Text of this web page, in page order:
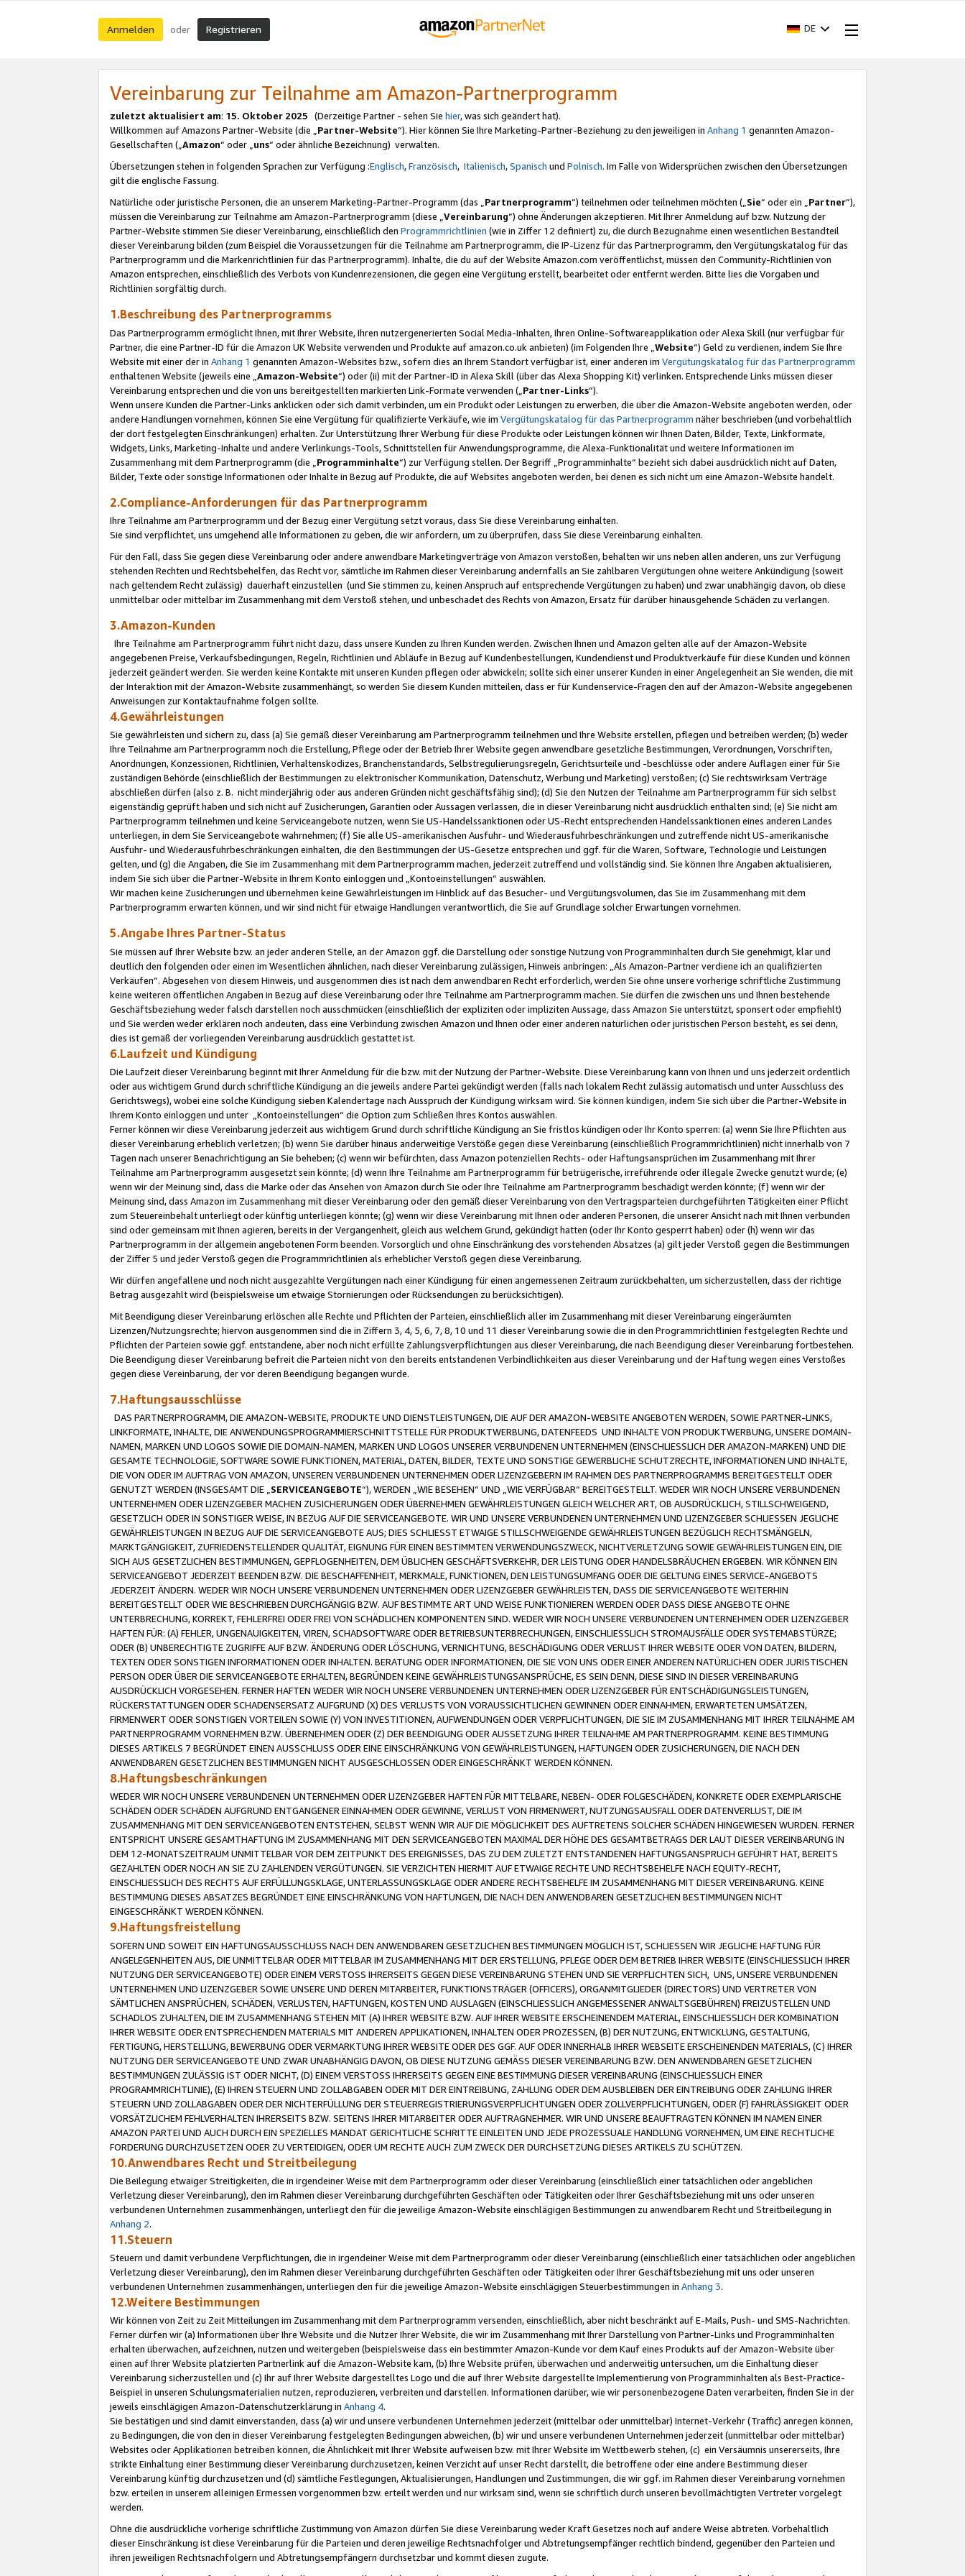
Anmelden oder Registrieren DE
Vereinbarung zur Teilnahme am Amazon-Partnerprogramm
zuletzt aktualisiert am: 15. Oktober 2025 (Derzeitige Partner - sehen Sie hier, was sich geändert hat).
Willkommen auf Amazons Partner-Website (die „Partner-Website“). Hier können Sie Ihre Marketing-Partner-Beziehung zu den jeweiligen in Anhang 1 genannten Amazon-
Gesellschaften („Amazon“ oder „uns“ oder ähnliche Bezeichnung) verwalten.
Übersetzungen stehen in folgenden Sprachen zur Verfügung :Englisch,Französisch, Italienisch,Spanisch und Polnisch. Im Falle von Widersprüchen zwischen den Übersetzungen
gilt die englische Fassung.
Natürliche oder juristische Personen, die an unserem Marketing-Partner-Programm (das „Partnerprogramm“) teilnehmen oder teilnehmen möchten („Sie“ oder ein „Partner“),
müssen die Vereinbarung zur Teilnahme am Amazon-Partnerprogramm (diese „Vereinbarung“) ohne Änderungen akzeptieren. Mit Ihrer Anmeldung auf bzw. Nutzung der
Partner-Website stimmen Sie dieser Vereinbarung, einschließlich den Programmrichtlinien (wie in Ziffer 12 definiert) zu, die durch Bezugnahme einen wesentlichen Bestandteil
dieser Vereinbarung bilden (zum Beispiel die Voraussetzungen für die Teilnahme am Partnerprogramm, die IP-Lizenz für das Partnerprogramm, den Vergütungskatalog für das
Partnerprogramm und die Markenrichtlinien für das Partnerprogramm). Inhalte, die du auf der Website Amazon.com veröffentlichst, müssen den Community-Richtlinien von
Amazon entsprechen, einschließlich des Verbots von Kundenrezensionen, die gegen eine Vergütung erstellt, bearbeitet oder entfernt werden. Bitte lies die Vorgaben und
Richtlinien sorgfältig durch.
1.Beschreibung des Partnerprogramms
Das Partnerprogramm ermöglicht Ihnen, mit Ihrer Website, Ihren nutzergenerierten Social Media-Inhalten, Ihren Online-Softwareapplikation oder Alexa Skill (nur verfügbar für
Partner, die eine Partner-ID für die Amazon UK Website verwenden und Produkte auf amazon.co.uk anbieten) (im Folgenden Ihre „ Website“) Geld zu verdienen, indem Sie Ihre
Website mit einer der in Anhang 1 genannten Amazon-Websites bzw., sofern dies an Ihrem Standort verfügbar ist, einer anderen im Vergütungskatalog für das Partnerprogramm
enthaltenen Website (jeweils eine „ Amazon-Website“) oder (ii) mit der Partner-ID in Alexa Skill (über das Alexa Shopping Kit) verlinken. Entsprechende Links müssen dieser
Vereinbarung entsprechen und die von uns bereitgestellten markierten Link-Formate verwenden („ Partner-Links“).
Wenn unsere Kunden die Partner-Links anklicken oder sich damit verbinden, um ein Produkt oder Leistungen zu erwerben, die über die Amazon-Website angeboten werden, oder
andere Handlungen vornehmen, können Sie eine Vergütung für qualifizierte Verkäufe, wie im Vergütungskatalog für das Partnerprogramm näher beschrieben (und vorbehaltlich
der dort festgelegten Einschränkungen) erhalten. Zur Unterstützung Ihrer Werbung für diese Produkte oder Leistungen können wir Ihnen Daten, Bilder, Texte, Linkformate,
Widgets, Links, Marketing-Inhalte und andere Verlinkungs-Tools, Schnittstellen für Anwendungsprogramme, die Alexa-Funktionalität und weitere Informationen im
Zusammenhang mit dem Partnerprogramm (die „ Programminhalte“) zur Verfügung stellen. Der Begriff „Programminhalte“ bezieht sich dabei ausdrücklich nicht auf Daten,
Bilder, Texte oder sonstige Informationen oder Inhalte in Bezug auf Produkte, die auf Websites angeboten werden, bei denen es sich nicht um eine Amazon-Website handelt.
2.Compliance-Anforderungen für das Partnerprogramm
Ihre Teilnahme am Partnerprogramm und der Bezug einer Vergütung setzt voraus, dass Sie diese Vereinbarung einhalten.
Sie sind verpflichtet, uns umgehend alle Informationen zu geben, die wir anfordern, um zu überprüfen, dass Sie diese Vereinbarung einhalten.
Für den Fall, dass Sie gegen diese Vereinbarung oder andere anwendbare Marketingverträge von Amazon verstoßen, behalten wir uns neben allen anderen, uns zur Verfügung
stehenden Rechten und Rechtsbehelfen, das Recht vor, sämtliche im Rahmen dieser Vereinbarung andernfalls an Sie zahlbaren Vergütungen ohne weitere Ankündigung (soweit
nach geltendem Recht zulässig) dauerhaft einzustellen (und Sie stimmen zu, keinen Anspruch auf entsprechende Vergütungen zu haben) und zwar unabhängig davon, ob diese
unmittelbar oder mittelbar im Zusammenhang mit dem Verstoß stehen, und unbeschadet des Rechts von Amazon, Ersatz für darüber hinausgehende Schäden zu verlangen.
3.Amazon-Kunden
Ihre Teilnahme am Partnerprogramm führt nicht dazu, dass unsere Kunden zu Ihren Kunden werden. Zwischen Ihnen und Amazon gelten alle auf der Amazon-Website
angegebenen Preise, Verkaufsbedingungen, Regeln, Richtlinien und Abläufe in Bezug auf Kundenbestellungen, Kundendienst und Produktverkäufe für diese Kunden und können
jederzeit geändert werden. Sie werden keine Kontakte mit unseren Kunden pflegen oder abwickeln; sollte sich einer unserer Kunden in einer Angelegenheit an Sie wenden, die mit
der Interaktion mit der Amazon-Website zusammenhängt, so werden Sie diesem Kunden mitteilen, dass er für Kundenservice-Fragen den auf der Amazon-Website angegebenen
Anweisungen zur Kontaktaufnahme folgen sollte.
4.Gewährleistungen
Sie gewährleisten und sichern zu, dass (a) Sie gemäß dieser Vereinbarung am Partnerprogramm teilnehmen und Ihre Website erstellen, pflegen und betreiben werden; (b) weder
Ihre Teilnahme am Partnerprogramm noch die Erstellung, Pflege oder der Betrieb Ihrer Website gegen anwendbare gesetzliche Bestimmungen, Verordnungen, Vorschriften,
Anordnungen, Konzessionen, Richtlinien, Verhaltenskodizes, Branchenstandards, Selbstregulierungsregeln, Gerichtsurteile und -beschlüsse oder andere Auflagen einer für Sie
zuständigen Behörde (einschließlich der Bestimmungen zu elektronischer Kommunikation, Datenschutz, Werbung und Marketing) verstoßen; (c) Sie rechtswirksam Verträge
abschließen dürfen (also z. B. nicht minderjährig oder aus anderen Gründen nicht geschäftsfähig sind); (d) Sie den Nutzen der Teilnahme am Partnerprogramm für sich selbst
eigenständig geprüft haben und sich nicht auf Zusicherungen, Garantien oder Aussagen verlassen, die in dieser Vereinbarung nicht ausdrücklich enthalten sind; (e) Sie nicht am
Partnerprogramm teilnehmen und keine Serviceangebote nutzen, wenn Sie US-Handelssanktionen oder US-Recht entsprechenden Handelssanktionen eines anderen Landes
unterliegen, in dem Sie Serviceangebote wahrnehmen; (f) Sie alle US-amerikanischen Ausfuhr- und Wiederausfuhrbeschränkungen und zutreffende nicht US-amerikanische
Ausfuhr- und Wiederausfuhrbeschränkungen einhalten, die den Bestimmungen der US-Gesetze entsprechen und ggf. für die Waren, Software, Technologie und Leistungen
gelten, und (g) die Angaben, die Sie im Zusammenhang mit dem Partnerprogramm machen, jederzeit zutreffend und vollständig sind. Sie können Ihre Angaben aktualisieren,
indem Sie sich über die Partner-Website in Ihrem Konto einloggen und „Kontoeinstellungen“ auswählen.
Wir machen keine Zusicherungen und übernehmen keine Gewährleistungen im Hinblick auf das Besucher- und Vergütungsvolumen, das Sie im Zusammenhang mit dem
Partnerprogramm erwarten können, und wir sind nicht für etwaige Handlungen verantwortlich, die Sie auf Grundlage solcher Erwartungen vornehmen.
5.Angabe Ihres Partner-Status
Sie müssen auf Ihrer Website bzw. an jeder anderen Stelle, an der Amazon ggf. die Darstellung oder sonstige Nutzung von Programminhalten durch Sie genehmigt, klar und
deutlich den folgenden oder einen im Wesentlichen ähnlichen, nach dieser Vereinbarung zulässigen, Hinweis anbringen: „Als Amazon-Partner verdiene ich an qualifizierten
Verkäufen“. Abgesehen von diesem Hinweis, und ausgenommen dies ist nach dem anwendbaren Recht erforderlich, werden Sie ohne unsere vorherige schriftliche Zustimmung
keine weiteren öffentlichen Angaben in Bezug auf diese Vereinbarung oder Ihre Teilnahme am Partnerprogramm machen. Sie dürfen die zwischen uns und Ihnen bestehende
Geschäftsbeziehung weder falsch darstellen noch ausschmücken (einschließlich der expliziten oder impliziten Aussage, dass Amazon Sie unterstützt, sponsert oder empfiehlt)
und Sie werden weder erklären noch andeuten, dass eine Verbindung zwischen Amazon und Ihnen oder einer anderen natürlichen oder juristischen Person besteht, es sei denn,
dies ist gemäß der vorliegenden Vereinbarung ausdrücklich gestattet ist.
6.Laufzeit und Kündigung
Die Laufzeit dieser Vereinbarung beginnt mit Ihrer Anmeldung für die bzw. mit der Nutzung der Partner-Website. Diese Vereinbarung kann von Ihnen und uns jederzeit ordentlich
oder aus wichtigem Grund durch schriftliche Kündigung an die jeweils andere Partei gekündigt werden (falls nach lokalem Recht zulässig automatisch und unter Ausschluss des
Gerichtswegs), wobei eine solche Kündigung sieben Kalendertage nach Ausspruch der Kündigung wirksam wird. Sie können kündigen, indem Sie sich über die Partner-Website in
Ihrem Konto einloggen und unter „Kontoeinstellungen“ die Option zum Schließen Ihres Kontos auswählen.
Ferner können wir diese Vereinbarung jederzeit aus wichtigem Grund durch schriftliche Kündigung an Sie fristlos kündigen oder Ihr Konto sperren: (a) wenn Sie Ihre Pflichten aus
dieser Vereinbarung erheblich verletzen; (b) wenn Sie darüber hinaus anderweitige Verstöße gegen diese Vereinbarung (einschließlich Programmrichtlinien) nicht innerhalb von 7
Tagen nach unserer Benachrichtigung an Sie beheben; (c) wenn wir befürchten, dass Amazon potenziellen Rechts- oder Haftungsansprüchen im Zusammenhang mit Ihrer
Teilnahme am Partnerprogramm ausgesetzt sein könnte; (d) wenn Ihre Teilnahme am Partnerprogramm für betrügerische, irreführende oder illegale Zwecke genutzt wurde; (e)
wenn wir der Meinung sind, dass die Marke oder das Ansehen von Amazon durch Sie oder Ihre Teilnahme am Partnerprogramm beschädigt werden könnte; (f) wenn wir der
Meinung sind, dass Amazon im Zusammenhang mit dieser Vereinbarung oder den gemäß dieser Vereinbarung von den Vertragsparteien durchgeführten Tätigkeiten einer Pflicht
zum Steuereinbehalt unterliegt oder künftig unterliegen könnte; (g) wenn wir diese Vereinbarung mit Ihnen oder anderen Personen, die unserer Ansicht nach mit Ihnen verbunden
sind oder gemeinsam mit Ihnen agieren, bereits in der Vergangenheit, gleich aus welchem Grund, gekündigt hatten (oder Ihr Konto gesperrt haben) oder (h) wenn wir das
Partnerprogramm in der allgemein angebotenen Form beenden. Vorsorglich und ohne Einschränkung des vorstehenden Absatzes (a) gilt jeder Verstoß gegen die Bestimmungen
der Ziffer 5 und jeder Verstoß gegen die Programmrichtlinien als erheblicher Verstoß gegen diese Vereinbarung.
Wir dürfen angefallene und noch nicht ausgezahlte Vergütungen nach einer Kündigung für einen angemessenen Zeitraum zurückbehalten, um sicherzustellen, dass der richtige
Betrag ausgezahlt wird (beispielsweise um etwaige Stornierungen oder Rücksendungen zu berücksichtigen).
Mit Beendigung dieser Vereinbarung erlöschen alle Rechte und Pflichten der Parteien, einschließlich aller im Zusammenhang mit dieser Vereinbarung eingeräumten
Lizenzen/Nutzungsrechte; hiervon ausgenommen sind die in Ziffern 3, 4, 5, 6, 7, 8, 10 und 11 dieser Vereinbarung sowie die in den Programmrichtlinien festgelegten Rechte und
Pflichten der Parteien sowie ggf. entstandene, aber noch nicht erfüllte Zahlungsverpflichtungen aus dieser Vereinbarung, die nach Beendigung dieser Vereinbarung fortbestehen.
Die Beendigung dieser Vereinbarung befreit die Parteien nicht von den bereits entstandenen Verbindlichkeiten aus dieser Vereinbarung und der Haftung wegen eines Verstoßes
gegen diese Vereinbarung, der vor deren Beendigung begangen wurde.
7.Haftungsausschlüsse
DAS PARTNERPROGRAMM, DIE AMAZON-WEBSITE, PRODUKTE UND DIENSTLEISTUNGEN, DIE AUF DER AMAZON-WEBSITE ANGEBOTEN WERDEN, SOWIE PARTNER-LINKS,
LINKFORMATE, INHALTE, DIE ANWENDUNGSPROGRAMMIERSCHNITTSTELLE FÜR PRODUKTWERBUNG, DATENFEEDS UND INHALTE VON PRODUKTWERBUNG, UNSERE DOMAIN-
NAMEN, MARKEN UND LOGOS SOWIE DIE DOMAIN-NAMEN, MARKEN UND LOGOS UNSERER VERBUNDENEN UNTERNEHMEN (EINSCHLIESSLICH DER AMAZON-MARKEN) UND DIE
GESAMTE TECHNOLOGIE, SOFTWARE SOWIE FUNKTIONEN, MATERIAL, DATEN, BILDER, TEXTE UND SONSTIGE GEWERBLICHE SCHUTZRECHTE, INFORMATIONEN UND INHALTE,
DIE VON ODER IM AUFTRAG VON AMAZON, UNSEREN VERBUNDENEN UNTERNEHMEN ODER LIZENZGEBERN IM RAHMEN DES PARTNERPROGRAMMS BEREITGESTELLT ODER
GENUTZT WERDEN (INSGESAMT DIE „ SERVICEANGEBOTE“), WERDEN „WIE BESEHEN“ UND „WIE VERFÜGBAR“ BEREITGESTELLT. WEDER WIR NOCH UNSERE VERBUNDENEN
UNTERNEHMEN ODER LIZENZGEBER MACHEN ZUSICHERUNGEN ODER ÜBERNEHMEN GEWÄHRLEISTUNGEN GLEICH WELCHER ART, OB AUSDRÜCKLICH, STILLSCHWEIGEND,
GESETZLICH ODER IN SONSTIGER WEISE, IN BEZUG AUF DIE SERVICEANGEBOTE. WIR UND UNSERE VERBUNDENEN UNTERNEHMEN UND LIZENZGEBER SCHLIESSEN JEGLICHE
GEWÄHRLEISTUNGEN IN BEZUG AUF DIE SERVICEANGEBOTE AUS; DIES SCHLIESST ETWAIGE STILLSCHWEIGENDE GEWÄHRLEISTUNGEN BEZÜGLICH RECHTSMÄNGELN,
MARKTGÄNGIGKEIT, ZUFRIEDENSTELLENDER QUALITÄT, EIGNUNG FÜR EINEN BESTIMMTEN VERWENDUNGSZWECK, NICHTVERLETZUNG SOWIE GEWÄHRLEISTUNGEN EIN, DIE
SICH AUS GESETZLICHEN BESTIMMUNGEN, GEPFLOGENHEITEN, DEM ÜBLICHEN GESCHÄFTSVERKEHR, DER LEISTUNG ODER HANDELSBRÄUCHEN ERGEBEN. WIR KÖNNEN EIN
SERVICEANGEBOT JEDERZEIT BEENDEN BZW. DIE BESCHAFFENHEIT, MERKMALE, FUNKTIONEN, DEN LEISTUNGSUMFANG ODER DIE GELTUNG EINES SERVICE-ANGEBOTS
JEDERZEIT ÄNDERN. WEDER WIR NOCH UNSERE VERBUNDENEN UNTERNEHMEN ODER LIZENZGEBER GEWÄHRLEISTEN, DASS DIE SERVICEANGEBOTE WEITERHIN
BEREITGESTELLT ODER WIE BESCHRIEBEN DURCHGÄNGIG BZW. AUF BESTIMMTE ART UND WEISE FUNKTIONIEREN WERDEN ODER DASS DIESE ANGEBOTE OHNE
UNTERBRECHUNG, KORREKT, FEHLERFREI ODER FREI VON SCHÄDLICHEN KOMPONENTEN SIND. WEDER WIR NOCH UNSERE VERBUNDENEN UNTERNEHMEN ODER LIZENZGEBER
HAFTEN FÜR: (A) FEHLER, UNGENAUIGKEITEN, VIREN, SCHADSOFTWARE ODER BETRIEBSUNTERBRECHUNGEN, EINSCHLIESSLICH STROMAUSFÄLLE ODER SYSTEMABSTÜRZE;
ODER (B) UNBERECHTIGTE ZUGRIFFE AUF BZW. ÄNDERUNG ODER LÖSCHUNG, VERNICHTUNG, BESCHÄDIGUNG ODER VERLUST IHRER WEBSITE ODER VON DATEN, BILDERN,
TEXTEN ODER SONSTIGEN INFORMATIONEN ODER INHALTEN. BERATUNG ODER INFORMATIONEN, DIE SIE VON UNS ODER EINER ANDEREN NATÜRLICHEN ODER JURISTISCHEN
PERSON ODER ÜBER DIE SERVICEANGEBOTE ERHALTEN, BEGRÜNDEN KEINE GEWÄHRLEISTUNGSANSPRÜCHE, ES SEIN DENN, DIESE SIND IN DIESER VEREINBARUNG
AUSDRÜCKLICH VORGESEHEN. FERNER HAFTEN WEDER WIR NOCH UNSERE VERBUNDENEN UNTERNEHMEN ODER LIZENZGEBER FÜR ENTSCHÄDIGUNGSLEISTUNGEN,
RÜCKERSTATTUNGEN ODER SCHADENSERSATZ AUFGRUND (X) DES VERLUSTS VON VORAUSSICHTLICHEN GEWINNEN ODER EINNAHMEN, ERWARTETEN UMSÄTZEN,
FIRMENWERT ODER SONSTIGEN VORTEILEN SOWIE (Y) VON INVESTITIONEN, AUFWENDUNGEN ODER VERPFLICHTUNGEN, DIE SIE IM ZUSAMMENHANG MIT IHRER TEILNAHME AM
PARTNERPROGRAMM VORNEHMEN BZW. ÜBERNEHMEN ODER (Z) DER BEENDIGUNG ODER AUSSETZUNG IHRER TEILNAHME AM PARTNERPROGRAMM. KEINE BESTIMMUNG
DIESES ARTIKELS 7 BEGRÜNDET EINEN AUSSCHLUSS ODER EINE EINSCHRÄNKUNG VON GEWÄHRLEISTUNGEN, HAFTUNGEN ODER ZUSICHERUNGEN, DIE NACH DEN
ANWENDBAREN GESETZLICHEN BESTIMMUNGEN NICHT AUSGESCHLOSSEN ODER EINGESCHRÄNKT WERDEN KÖNNEN.
8.Haftungsbeschränkungen
WEDER WIR NOCH UNSERE VERBUNDENEN UNTERNEHMEN ODER LIZENZGEBER HAFTEN FÜR MITTELBARE, NEBEN- ODER FOLGESCHÄDEN, KONKRETE ODER EXEMPLARISCHE
SCHÄDEN ODER SCHÄDEN AUFGRUND ENTGANGENER EINNAHMEN ODER GEWINNE, VERLUST VON FIRMENWERT, NUTZUNGSAUSFALL ODER DATENVERLUST, DIE IM
ZUSAMMENHANG MIT DEN SERVICEANGEBOTEN ENTSTEHEN, SELBST WENN WIR AUF DIE MÖGLICHKEIT DES AUFTRETENS SOLCHER SCHÄDEN HINGEWIESEN WURDEN. FERNER
ENTSPRICHT UNSERE GESAMTHAFTUNG IM ZUSAMMENHANG MIT DEN SERVICEANGEBOTEN MAXIMAL DER HÖHE DES GESAMTBETRAGS DER LAUT DIESER VEREINBARUNG IN
DEM 12-MONATSZEITRAUM UNMITTELBAR VOR DEM ZEITPUNKT DES EREIGNISSES, DAS ZU DEM ZULETZT ENTSTANDENEN HAFTUNGSANSPRUCH GEFÜHRT HAT, BEREITS
GEZAHLTEN ODER NOCH AN SIE ZU ZAHLENDEN VERGÜTUNGEN. SIE VERZICHTEN HIERMIT AUF ETWAIGE RECHTE UND RECHTSBEHELFE NACH EQUITY-RECHT,
EINSCHLIESSLICH DES RECHTS AUF ERFÜLLUNGSKLAGE, UNTERLASSUNGSKLAGE ODER ANDERE RECHTSBEHELFE IM ZUSAMMENHANG MIT DIESER VEREINBARUNG. KEINE
BESTIMMUNG DIESES ABSATZES BEGRÜNDET EINE EINSCHRÄNKUNG VON HAFTUNGEN, DIE NACH DEN ANWENDBAREN GESETZLICHEN BESTIMMUNGEN NICHT
EINGESCHRÄNKT WERDEN KÖNNEN.
9.Haftungsfreistellung
SOFERN UND SOWEIT EIN HAFTUNGSAUSSCHLUSS NACH DEN ANWENDBAREN GESETZLICHEN BESTIMMUNGEN MÖGLICH IST, SCHLIESSEN WIR JEGLICHE HAFTUNG FÜR
ANGELEGENHEITEN AUS, DIE UNMITTELBAR ODER MITTELBAR IM ZUSAMMENHANG MIT DER ERSTELLUNG, PFLEGE ODER DEM BETRIEB IHRER WEBSITE (EINSCHLIESSLICH IHRER
NUTZUNG DER SERVICEANGEBOTE) ODER EINEM VERSTOSS IHRERSEITS GEGEN DIESE VEREINBARUNG STEHEN UND SIE VERPFLICHTEN SICH, UNS, UNSERE VERBUNDENEN
UNTERNEHMEN UND LIZENZGEBER SOWIE UNSERE UND DEREN MITARBEITER, FUNKTIONSTRÄGER (OFFICERS), ORGANMITGLIEDER (DIRECTORS) UND VERTRETER VON
SÄMTLICHEN ANSPRÜCHEN, SCHÄDEN, VERLUSTEN, HAFTUNGEN, KOSTEN UND AUSLAGEN (EINSCHLIESSLICH ANGEMESSENER ANWALTSGEBÜHREN) FREIZUSTELLEN UND
SCHADLOS ZUHALTEN, DIE IM ZUSAMMENHANG STEHEN MIT (A) IHRER WEBSITE BZW. AUF IHRER WEBSITE ERSCHEINENDEM MATERIAL, EINSCHLIESSLICH DER KOMBINATION
IHRER WEBSITE ODER ENTSPRECHENDEN MATERIALS MIT ANDEREN APPLIKATIONEN, INHALTEN ODER PROZESSEN, (B) DER NUTZUNG, ENTWICKLUNG, GESTALTUNG,
FERTIGUNG, HERSTELLUNG, BEWERBUNG ODER VERMARKTUNG IHRER WEBSITE ODER DES GGF. AUF ODER INNERHALB IHRER WEBSEITE ERSCHEINENDEN MATERIALS, (C) IHRER
NUTZUNG DER SERVICEANGEBOTE UND ZWAR UNABHÄNGIG DAVON, OB DIESE NUTZUNG GEMÄSS DIESER VEREINBARUNG BZW. DEN ANWENDBAREN GESETZLICHEN
BESTIMMUNGEN ZULÄSSIG IST ODER NICHT, (D) EINEM VERSTOSS IHRERSEITS GEGEN EINE BESTIMMUNG DIESER VEREINBARUNG (EINSCHLIESSLICH EINER
PROGRAMMRICHTLINIE), (E) IHREN STEUERN UND ZOLLABGABEN ODER MIT DER EINTREIBUNG, ZAHLUNG ODER DEM AUSBLEIBEN DER EINTREIBUNG ODER ZAHLUNG IHRER
STEUERN UND ZOLLABGABEN ODER DER NICHTERFÜLLUNG DER STEUERREGISTRIERUNGSVERPFLICHTUNGEN ODER ZOLLVERPFLICHTUNGEN, ODER (F) FAHRLÄSSIGKEIT ODER
VORSÄTZLICHEM FEHLVERHALTEN IHRERSEITS BZW. SEITENS IHRER MITARBEITER ODER AUFTRAGNEHMER. WIR UND UNSERE BEAUFTRAGTEN KÖNNEN IM NAMEN EINER
AMAZON PARTEI UND AUCH DURCH EIN SPEZIELLES MANDAT GERICHTLICHE SCHRITTE EINLEITEN UND JEDE PROZESSUALE HANDLUNG VORNEHMEN, UM EINE RECHTLICHE
FORDERUNG DURCHZUSETZEN ODER ZU VERTEIDIGEN, ODER UM RECHTE AUCH ZUM ZWECK DER DURCHSETZUNG DIESES ARTIKELS ZU SCHÜTZEN.
10.Anwendbares Recht und Streitbeilegung
Die Beilegung etwaiger Streitigkeiten, die in irgendeiner Weise mit dem Partnerprogramm oder dieser Vereinbarung (einschließlich einer tatsächlichen oder angeblichen
Verletzung dieser Vereinbarung), den im Rahmen dieser Vereinbarung durchgeführten Geschäften oder Tätigkeiten oder Ihrer Geschäftsbeziehung mit uns oder unseren
verbundenen Unternehmen zusammenhängen, unterliegt den für die jeweilige Amazon-Website einschlägigen Bestimmungen zu anwendbarem Recht und Streitbeilegung in
Anhang 2.
11.Steuern
Steuern und damit verbundene Verpflichtungen, die in irgendeiner Weise mit dem Partnerprogramm oder dieser Vereinbarung (einschließlich einer tatsächlichen oder angeblichen
Verletzung dieser Vereinbarung), den im Rahmen dieser Vereinbarung durchgeführten Geschäften oder Tätigkeiten oder Ihrer Geschäftsbeziehung mit uns oder unseren
verbundenen Unternehmen zusammenhängen, unterliegen den für die jeweilige Amazon-Website einschlägigen Steuerbestimmungen in Anhang 3.
12.Weitere Bestimmungen
Wir können von Zeit zu Zeit Mitteilungen im Zusammenhang mit dem Partnerprogramm versenden, einschließlich, aber nicht beschränkt auf E-Mails, Push- und SMS-Nachrichten.
Ferner dürfen wir (a) Informationen über Ihre Website und die Nutzer Ihrer Website, die wir im Zusammenhang mit Ihrer Darstellung von Partner-Links und Programminhalten
erhalten überwachen, aufzeichnen, nutzen und weitergeben (beispielsweise dass ein bestimmter Amazon-Kunde vor dem Kauf eines Produkts auf der Amazon-Website über
einen auf Ihrer Website platzierten Partnerlink auf die Amazon-Website kam, (b) Ihre Website prüfen, überwachen und anderweitig untersuchen, um die Einhaltung dieser
Vereinbarung sicherzustellen und (c) Ihr auf Ihrer Website dargestelltes Logo und die auf Ihrer Website dargestellte Implementierung von Programminhalten als Best-Practice-
Beispiel in unseren Schulungsmaterialien nutzen, reproduzieren, verbreiten und darstellen. Informationen darüber, wie wir personenbezogene Daten verarbeiten, finden Sie in der
jeweils einschlägigen Amazon-Datenschutzerklärung in Anhang 4.
Sie bestätigen und sind damit einverstanden, dass (a) wir und unsere verbundenen Unternehmen jederzeit (mittelbar oder unmittelbar) Internet-Verkehr (Traffic) anregen können,
zu Bedingungen, die von den in dieser Vereinbarung festgelegten Bedingungen abweichen, (b) wir und unsere verbundenen Unternehmen jederzeit (unmittelbar oder mittelbar)
Websites oder Applikationen betreiben können, die Ähnlichkeit mit Ihrer Website aufweisen bzw. mit Ihrer Website im Wettbewerb stehen, (c) ein Versäumnis unsererseits, Ihre
strikte Einhaltung einer Bestimmung dieser Vereinbarung durchzusetzen, keinen Verzicht auf unser Recht darstellt, die betroffene oder eine andere Bestimmung dieser
Vereinbarung künftig durchzusetzen und (d) sämtliche Festlegungen, Aktualisierungen, Handlungen und Zustimmungen, die wir ggf. im Rahmen dieser Vereinbarung vornehmen
bzw. erteilen in unserem alleinigen Ermessen vorgenommen bzw. erteilt werden und nur wirksam sind, wenn sie schriftlich durch unseren bevollmächtigten Vertreter vorgelegt
werden.
Ohne die ausdrückliche vorherige schriftliche Zustimmung von Amazon dürfen Sie diese Vereinbarung weder Kraft Gesetzes noch auf andere Weise abtreten. Vorbehaltlich
dieser Einschränkung ist diese Vereinbarung für die Parteien und deren jeweilige Rechtsnachfolger und Abtretungsempfänger rechtlich bindend, gegenüber den Parteien und
ihren jeweiligen Rechtsnachfolgern und Abtretungsempfängern durchsetzbar und kommt diesen zugute.